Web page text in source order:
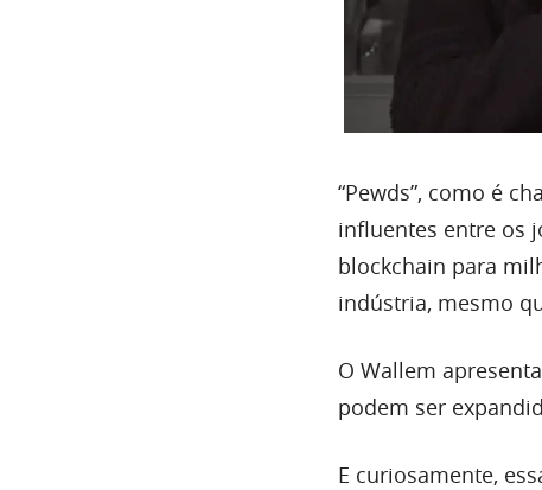
“Pewds”, como é
influentes entre os
blockchain para
indústria, mesmo
O Wallem
podem ser
E curiosamente,